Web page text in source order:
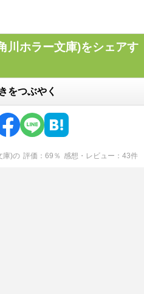
川ホラー文庫)をシェアす
をつぶやく
庫)の 評価 69 ％ 感想・レビュー 43件